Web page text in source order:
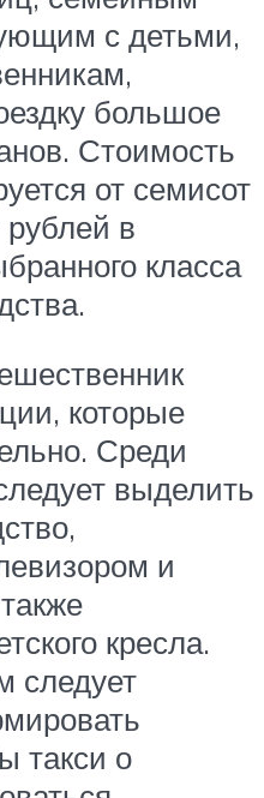
с детьми,
большое
Стоимость
от семисот
рублей в
класса
которые
Среди
выделить
и
кресла.
следует
такси о